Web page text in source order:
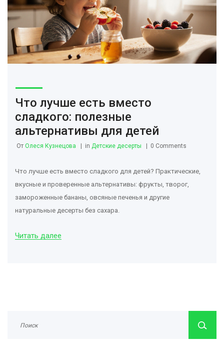
Что лучше есть вместо
сладкого: полезные
альтернативы для детей
От Олеся Кузнецова in Детские десерты 0 Comments
Что лучше есть вместо сладкого для детей? Практические,
вкусные и проверенные альтернативы: фрукты, творог,
замороженные бананы, овсяные печенья и другие
натуральные десерты без сахара.
Читать далее